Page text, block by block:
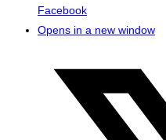
Facebook
Opens in a new window